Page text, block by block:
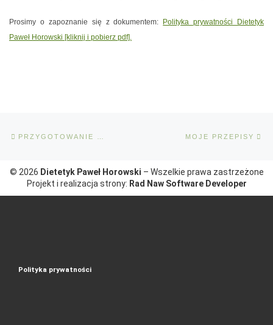
Prosimy o zapoznanie się z dokumentem: Polityka prywatności Dietetyk
Paweł Horowski [kliknij i pobierz pdf].
MOJE PRZEPISY
© 2026 Dietetyk Paweł Horowski – Wszelkie prawa zastrzeżone
Projekt i realizacja strony: Rad Naw Software Developer
Polityka prywatności